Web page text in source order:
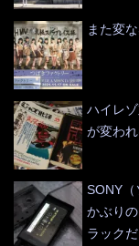
また変
ハイレ
が変わ
SONY
かぶり
ラック